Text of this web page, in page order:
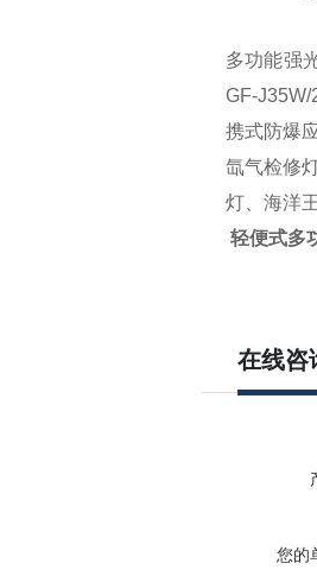
多功能强
GF-J35W/
携式防爆
氙气检修
灯、海洋
轻便式多
在线咨
您的